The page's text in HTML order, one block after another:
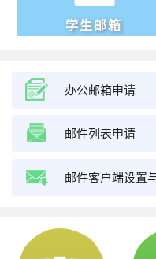
学生邮箱
办公邮箱申请
邮件列表申请
邮件客户端设置